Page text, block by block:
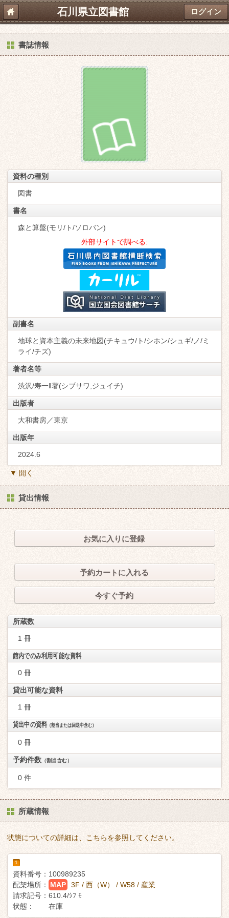
石川県立図書館 ログイン
書誌情報
資料の種別
図書
書名
森と算盤(モリ/ト/ソロバン)
外部サイトで調べる:
副書名
地球と資本主義の未来地図(チキュウ/ト/シホン/シュギ/ノ/ミ
ライ/チズ)
著者名等
渋沢/寿一‖著(シブサワ,ジュイチ)
出版者
大和書房／東京
出版年
2024.6
▼ 開く
貸出情報
お気に入りに登録
予約カートに入れる
今すぐ予約
所蔵数
1 冊
館内でのみ利用可能な資料
0 冊
貸出可能な資料
1 冊
貸出中の資料（割当または回送中含む）
0 冊
予約件数 （割当含む）
0 件
所蔵情報
状態についての詳細は、こちらを参照してください。
1
資料番号： 100989235
配架場所：
MAP
3F / 西（W） / W58 / 産業
請求記号： 610.4/ｼﾌ ﾓ
状態：
在庫